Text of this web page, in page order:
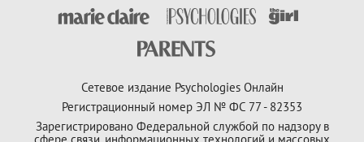
Сетевое издание Psychologies Онлайн
Регистрационный номер ЭЛ № ФС 77 - 82353
Зарегистрировано Федеральной службой по надзору в